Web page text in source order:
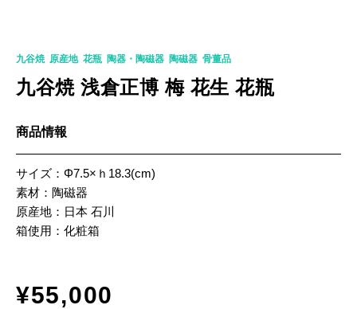
九谷焼, 原産地, 花瓶 陶器・陶磁器 陶磁器 骨董品
九谷焼 浅倉正博 梅 花生 花瓶
商品情報
サイズ：Φ7.5×ｈ18.3(cm)
素材：陶磁器
原産地：日本 石川
箱使用：化粧箱
¥55,000